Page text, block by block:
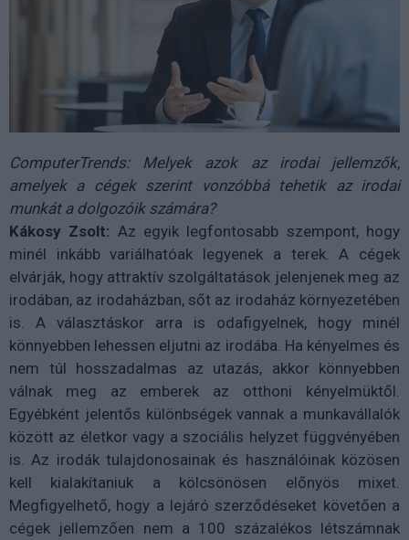
ComputerTrends: Melyek azok az irodai jellemzők,
amelyek a cégek szerint vonzóbbá tehetik az irodai
munkát a dolgozóik számára?
Kákosy Zsolt: Az egyik legfontosabb szempont, hogy
minél inkább variálhatóak legyenek a terek. A cégek
elvárják, hogy attraktív szolgáltatások jelenjenek meg az
irodában, az irodaházban, sőt az irodaház környezetében
is. A választáskor arra is odafigyelnek, hogy minél
könnyebben lehessen eljutni az irodába. Ha kényelmes és
nem túl hosszadalmas az utazás, akkor könnyebben
válnak meg az emberek az otthoni kényelmüktől.
Egyébként jelentős különbségek vannak a munkavállalók
között az életkor vagy a szociális helyzet függvényében
is. Az irodák tulajdonosainak és használóinak közösen
kell kialakítaniuk a kölcsönösen előnyös mixet.
Megfigyelhető, hogy a lejáró szerződéseket követően a
cégek jellemzően nem a 100 százalékos létszámnak